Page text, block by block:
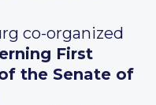
co-organized
First
the Senate of